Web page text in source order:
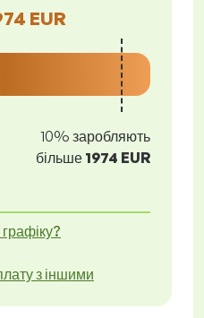
EUR
10% заробляють
більше 1974 EUR
з іншими